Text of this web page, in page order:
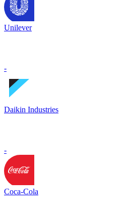
Unilever
-
Daikin Industries
-
Coca-Cola